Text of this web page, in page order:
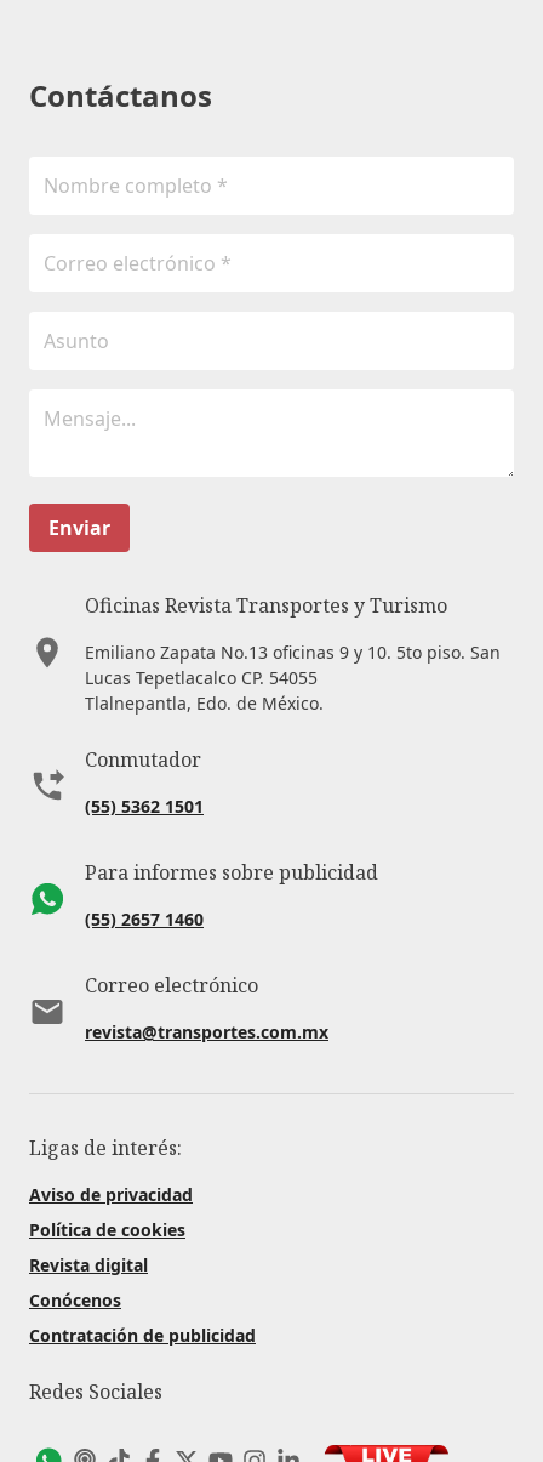
Contáctanos
Enviar
Oficinas Revista Transportes y Turismo
Emiliano Zapata No.13 oficinas 9 y 10. 5to piso. San
Lucas Tepetlacalco CP. 54055
Tlalnepantla, Edo. de México.
Conmutador
(55) 5362 1501
Para informes sobre publicidad
(55) 2657 1460
Correo electrónico
revista@transportes.com.mx
Ligas de interés:
Aviso de privacidad
Política de cookies
Revista digital
Conócenos
Contratación de publicidad
Redes Sociales